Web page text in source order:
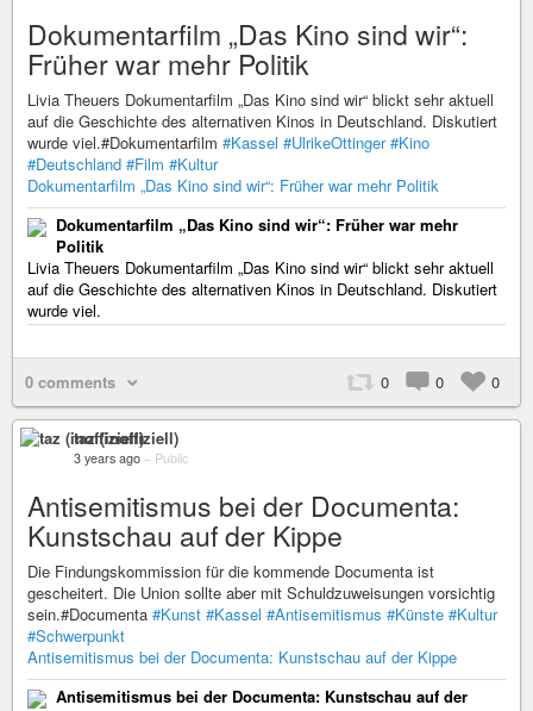
Dokumentarfilm „Das Kino sind wir“:
Früher war mehr Politik
Livia Theuers Dokumentarfilm „Das Kino sind wir“ blickt sehr aktuell
auf die Geschichte des alternativen Kinos in Deutschland. Diskutiert
wurde viel.#Dokumentarfilm #Kassel #UlrikeOttinger #Kino
#Deutschland #Film #Kultur
Dokumentarfilm „Das Kino sind wir“: Früher war mehr Politik
Dokumentarfilm „Das Kino sind wir“: Früher war mehr
Politik
Livia Theuers Dokumentarfilm „Das Kino sind wir“ blickt sehr aktuell
auf die Geschichte des alternativen Kinos in Deutschland. Diskutiert
wurde viel.
0 comments 0 0 0
taz (inoffiziell)
3 years ago – Public
Antisemitismus bei der Documenta:
Kunstschau auf der Kippe
Die Findungskommission für die kommende Documenta ist
gescheitert. Die Union sollte aber mit Schuldzuweisungen vorsichtig
sein.#Documenta #Kunst #Kassel #Antisemitismus #Künste #Kultur
#Schwerpunkt
Antisemitismus bei der Documenta: Kunstschau auf der Kippe
Antisemitismus bei der Documenta: Kunstschau auf der